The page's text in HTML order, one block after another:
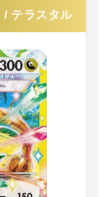
/ テラスタル